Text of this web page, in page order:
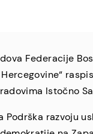
Federacije
Istočno
razvoju